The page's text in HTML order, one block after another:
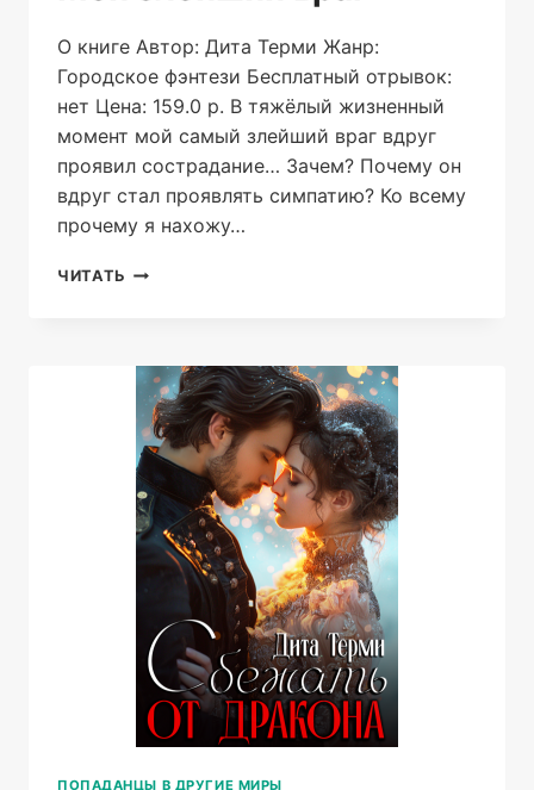
О книге Автор: Дита Терми Жанр:
Городское фэнтези Бесплатный отрывок:
нет Цена: 159.0 р. В тяжёлый жизненный
момент мой самый злейший враг вдруг
проявил сострадание… Зачем? Почему он
вдруг стал проявлять симпатию? Ко всему
прочему я нахожу…
ЧИТАТЬ МОЙ
ПОПАДАНЦЫ В ДРУГИЕ МИРЫ